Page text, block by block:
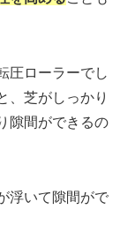
圧ローラーでし
、芝がしっかり
隙間ができるの
浮いて隙間がで